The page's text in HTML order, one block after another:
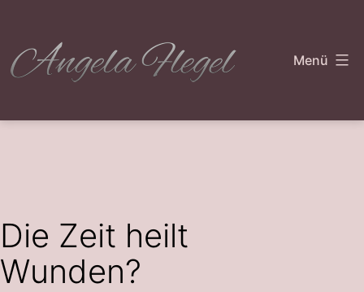
springen
Menü
Die Zeit heilt
Wunden?